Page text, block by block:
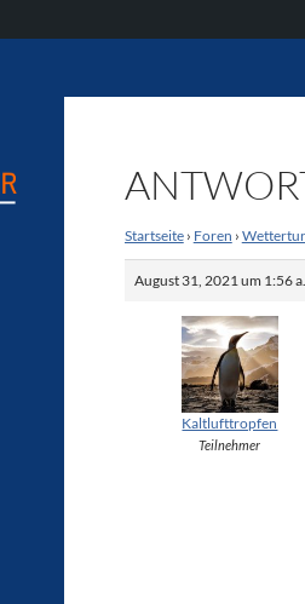
Startseite › Foren ›
August 31, 2021 um 1:56
Kaltlufttropfen
Teilnehmer